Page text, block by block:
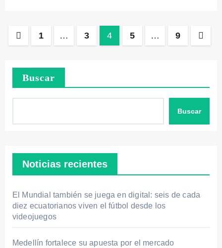
Paginación
entradas
1 … 3 4 5 … 9
Buscar
Buscar
Noticias recientes
El Mundial también se juega en digital: seis de cada
diez ecuatorianos viven el fútbol desde los
videojuegos
Medellín fortalece su apuesta por el mercado